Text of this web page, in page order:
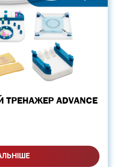
ADVANCE